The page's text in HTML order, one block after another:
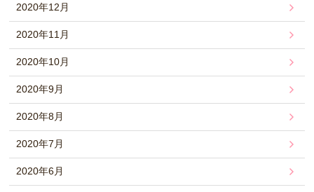
2020年12月
2020年11月
2020年10月
2020年9月
2020年8月
2020年7月
2020年6月